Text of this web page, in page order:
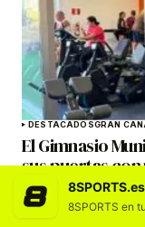
DESTACADOSGRAN
El Gimnasio
sus puertas
completamente
8SPORTS.es
8SPORTS en